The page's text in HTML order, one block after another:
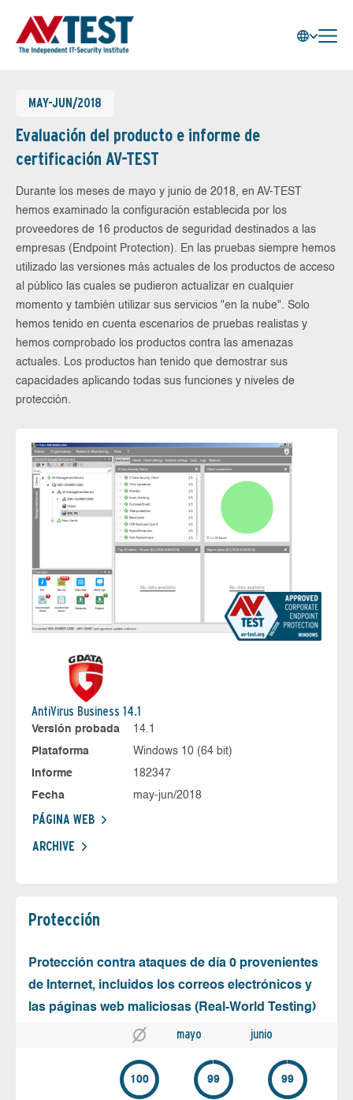
MAY-JUN/2018
Evaluación del producto e informe de
certificación AV-TEST
Durante los meses de mayo y junio de 2018, en AV-TEST
hemos examinado la configuración establecida por los
proveedores de 16 productos de seguridad destinados a las
empresas (Endpoint Protection). En las pruebas siempre hemos
utilizado las versiones más actuales de los productos de acceso
al público las cuales se pudieron actualizar en cualquier
momento y también utilizar sus servicios "en la nube". Solo
hemos tenido en cuenta escenarios de pruebas realistas y
hemos comprobado los productos contra las amenazas
actuales. Los productos han tenido que demostrar sus
capacidades aplicando todas sus funciones y niveles de
protección.
AntiVirus Business 14.1
Versión probada
14.1
Plataforma
Windows 10 (64 bit)
Informe
182347
Fecha
may-jun/2018
PÁGINA WEB
ARCHIVE
Protección
Protección contra ataques de día 0 provenientes
de Internet, incluidos los correos electrónicos y
las páginas web maliciosas (Real-World Testing)
mayo junio
100 99 99